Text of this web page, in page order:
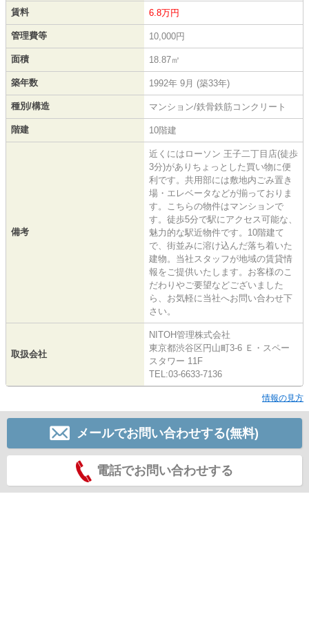
賃料 6.8万円
管理費等 10,000円
面積 18.87㎡
築年数 1992年 9月 (築33年)
種別/構造 マンション/鉄骨鉄筋コンクリート
階建 10階建
備考
近くにはローソン 王子二丁目店(徒歩
3分)がありちょっとした買い物に便
利です。共用部には敷地内ごみ置き
場・エレベータなどが揃っておりま
す。こちらの物件はマンションで
す。徒歩5分で駅にアクセス可能な、
魅力的な駅近物件です。10階建て
で、街並みに溶け込んだ落ち着いた
建物。当社スタッフが地域の賃貸情
報をご提供いたします。お客様のこ
だわりやご要望などございました
ら、お気軽に当社へお問い合わせ下
さい。
取扱会社
NITOH管理株式会社
東京都渋谷区円山町3-6 Ｅ・スペー
スタワー 11F
TEL:03-6633-7136
情報の見方
メールでお問い合わせする(無料)
電話でお問い合わせする